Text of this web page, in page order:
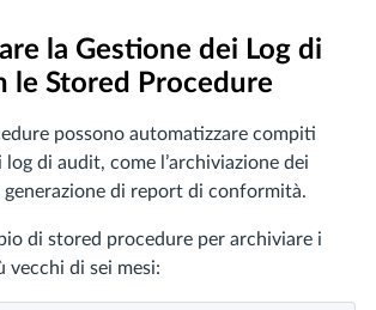
la Gestione dei Log di
le Stored Procedure
possono automatizzare compiti
log di audit, come l’archiviazione dei
generazione di report di conformità.
di stored procedure per archiviare i
vecchi di sei mesi: